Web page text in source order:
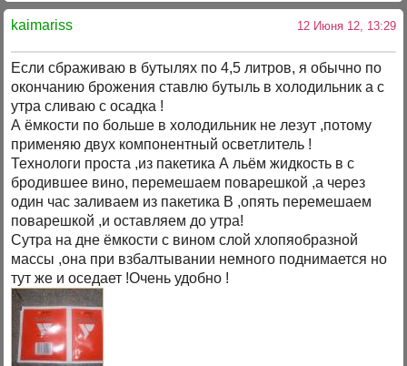
kaimariss 12 Июня 12, 13:29
Если сбраживаю в бутылях по 4,5 литров, я обычно по
окончанию брожения ставлю бутыль в холодильник а с
утра сливаю с осадка !
А ёмкости по больше в холодильник не лезут ,потому
применяю двух компонентный осветлитель !
Технологи проста ,из пакетика А льём жидкость в с
бродившее вино, перемешаем поварешкой ,а через
один час заливаем из пакетика В ,опять перемешаем
поварешкой ,и оставляем до утра!
Сутра на дне ёмкости с вином слой хлопяобразной
массы ,она при взбалтывании немного поднимается но
тут же и оседает !Очень удобно !